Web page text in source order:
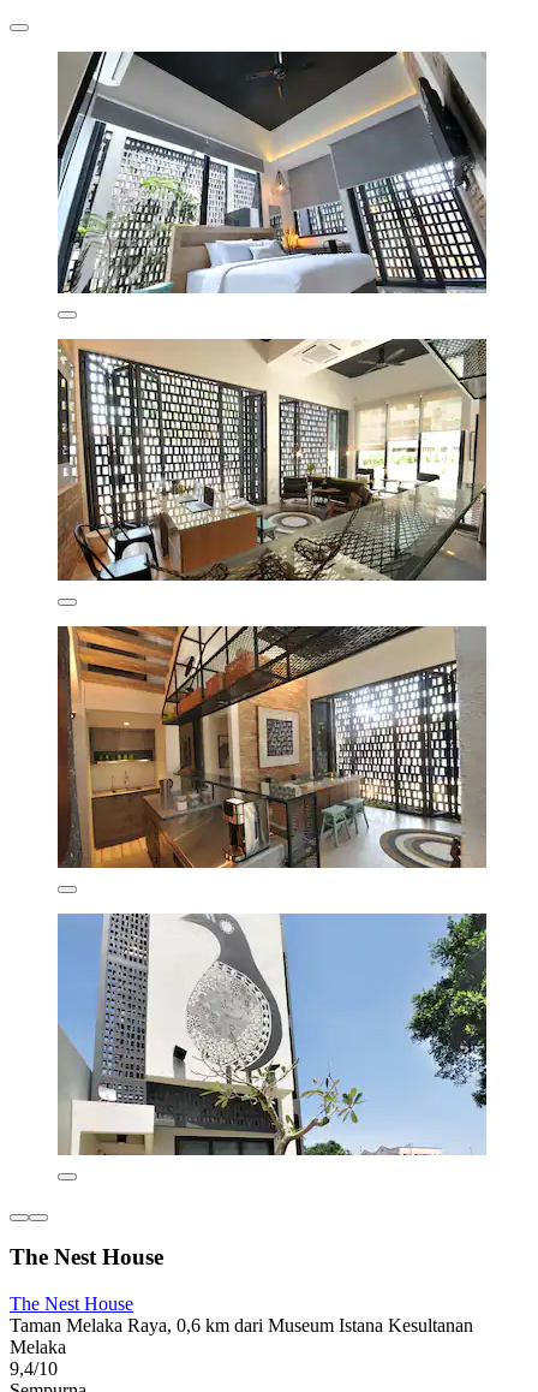
The Nest House
The Nest House
Taman Melaka Raya, 0,6 km dari Museum Istana Kesultanan
Melaka
9,4/10